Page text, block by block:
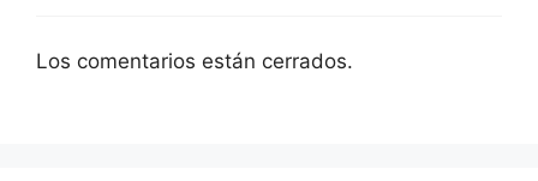
Los comentarios están cerrados.